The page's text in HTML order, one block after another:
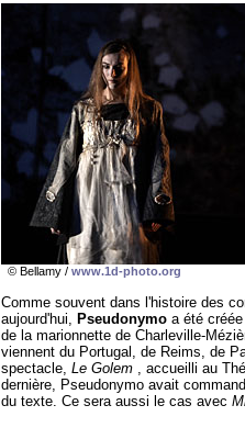
© Bellamy / www.1d-photo.org
Comme souvent dans l'histoire des
aujourd'hui, Pseudonymo a été
de la marionnette de Charleville-
viennent du Portugal, de Reims, de
spectacle, Le Golem , accueilli au
dernière, Pseudonymo avait
du texte. Ce sera aussi le cas avec